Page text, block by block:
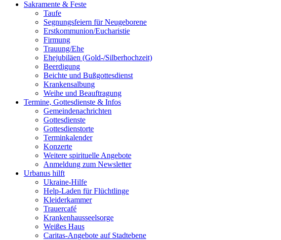
Sakramente & Feste
Taufe
Segnungsfeiern für Neugeborene
Erstkommunion/Eucharistie
Firmung
Trauung/Ehe
Ehejubiläen (Gold-/Silberhochzeit)
Beerdigung
Beichte und Bußgottesdienst
Krankensalbung
Weihe und Beauftragung
Termine, Gottesdienste & Infos
Gemeindenachrichten
Gottesdienste
Gottesdienstorte
Terminkalender
Konzerte
Weitere spirituelle Angebote
Anmeldung zum Newsletter
Urbanus hilft
Ukraine-Hilfe
Help-Laden für Flüchtlinge
Kleiderkammer
Trauercafé
Krankenhausseelsorge
Weißes Haus
Caritas-Angebote auf Stadtebene